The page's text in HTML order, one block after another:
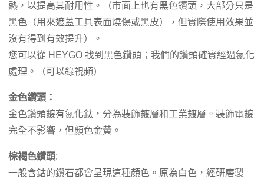
熱，以提高其耐用性。（市面上也有黑色鑽頭，大部分只是
黑色（用來遮蓋工具表面燒傷或黑皮），但實際使用效果並
沒有得到有效提升）。
您可以從 HEYGO 找到黑色鑽頭；我們的鑽頭確實經過氮化
處理。（可以錄視頻）
金色鑽頭：
金色鑽頭鍍有氮化鈦，分為裝飾鍍層和工業鍍層。裝飾電鍍
完全不影響，但顏色金黃。
棕褐色鑽頭:
一般含鈷的鑽石都會呈現這種顏色。原為白色，經研磨製